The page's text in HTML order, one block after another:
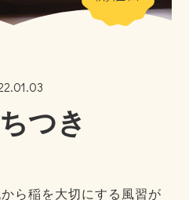
つき
ら稲を大切にする風習が